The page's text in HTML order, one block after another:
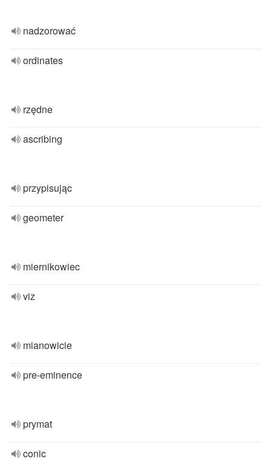
nadzorować
ordinates
rzędne
ascribing
przypisując
geometer
miernikowiec
viz
mianowicie
pre-eminence
prymat
conic